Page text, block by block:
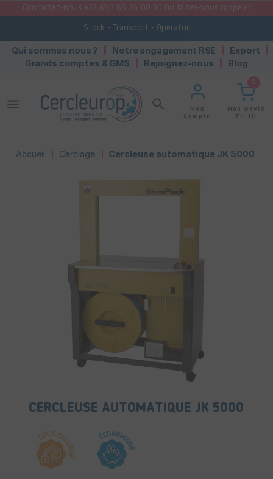
Contactez-nous +33 (0)3 66 24 00 30 Ou faites-vous rappeler
Stock - Transport - Operator
Qui sommes nous ? Notre engagement RSE
Export
Grands comptes & GMS
Rejoignez-nous Blog
search
Mon
Compte
0
Mon Devis
En 1h
menu
Accueil Cerclage Cercleuse automatique JK 5000
CERCLEUSE AUTOMATIQUE JK 5000